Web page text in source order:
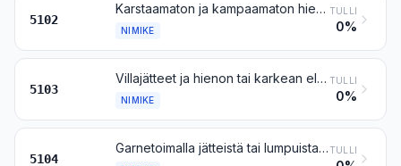
5102
Karstaamaton ja kampaamaton hieno tai karkea eläimenkarva
NIMIKE
TULLI
0%
5103
Villajätteet ja hienon tai karkean eläimenkarvan jätteet, myös langanjätteet, ei kuitenkaan garnetoidut jätteet ja lumput
NIMIKE
TULLI
0%
5104
Garnetoimalla jätteistä tai lumpuista saatu villa tai hieno tai karkea eläimenkarva TULLI